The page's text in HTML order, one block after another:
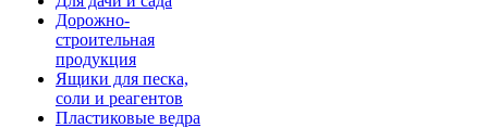
Дорожно-
строительная
продукция
Ящики для песка,
соли и реагентов
Пластиковые ведра